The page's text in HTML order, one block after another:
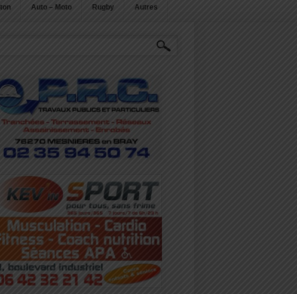
Auto – Moto Rugby Autres